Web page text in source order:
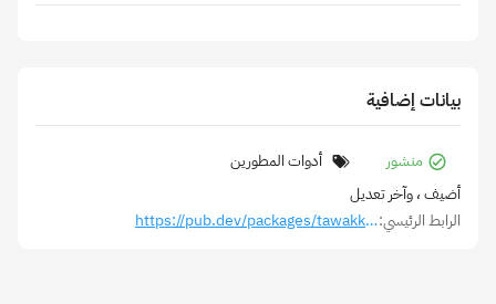
بيانات إضافية
منشور
أدوات المطورين
أضيف، وآخر تعديل
الرابط الرئيسي:https://pub.dev/packages/tawakkalna_sdk_flutter